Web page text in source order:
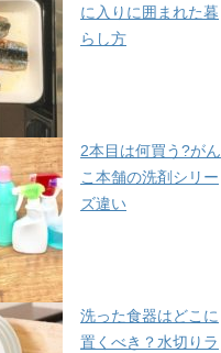
に入りに囲まれた暮
らし方
2本目は何買う?がん
こ本舗の洗剤シリー
ズ違い
洗った食器はどこに
置くべき？水切りラ